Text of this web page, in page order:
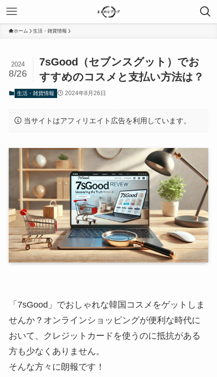
ホーム 生活・雑貨情報
7sGood（セブンスグット）でお
すすめのコスメと支払い方法は？
2024
8/26
生活・雑貨情報 2024年8月26日
当サイトはアフィリエイト広告を利用しています。
「7sGood」でおしゃれな韓国コスメをゲットしま
せんか？オンラインショッピングが便利な時代に
おいて、クレジットカードを使うのに抵抗がある
方も少なくありません。
そんな方々に朗報です！